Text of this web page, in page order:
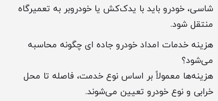
شاسی، خودرو باید با یدک‌کش یا خودروبر به تعمیرگاه
منتقل شود.
هزینه خدمات امداد خودرو جاده ای چگونه محاسبه
می‌شود؟
هزینه‌ها معمولاً بر اساس نوع خدمت، فاصله تا محل
خرابی و نوع خودرو تعیین می‌شوند.